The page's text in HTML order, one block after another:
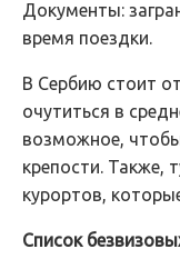
Документы:
время поездки.
В Сербию стоит
очутиться в
возможное,
крепости. Также,
курортов,
Список